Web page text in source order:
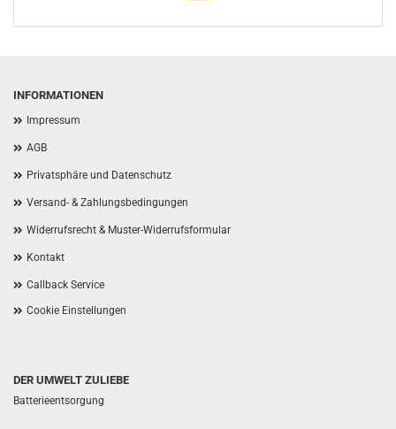
INFORMATIONEN
Impressum
AGB
Privatsphäre und Datenschutz
Versand- & Zahlungsbedingungen
Widerrufsrecht & Muster-Widerrufsformular
Kontakt
Callback Service
Cookie Einstellungen
DER UMWELT ZULIEBE
Batterieentsorgung